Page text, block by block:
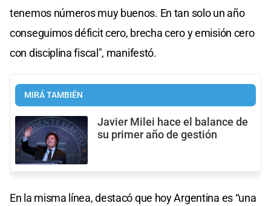
tenemos números muy buenos. En tan solo un año
conseguimos déficit cero, brecha cero y emisión cero
con disciplina fiscal", manifestó.
MIRÁ TAMBIÉN
Javier Milei hace el balance de
su primer año de gestión
En la misma línea, destacó que hoy Argentina es “una